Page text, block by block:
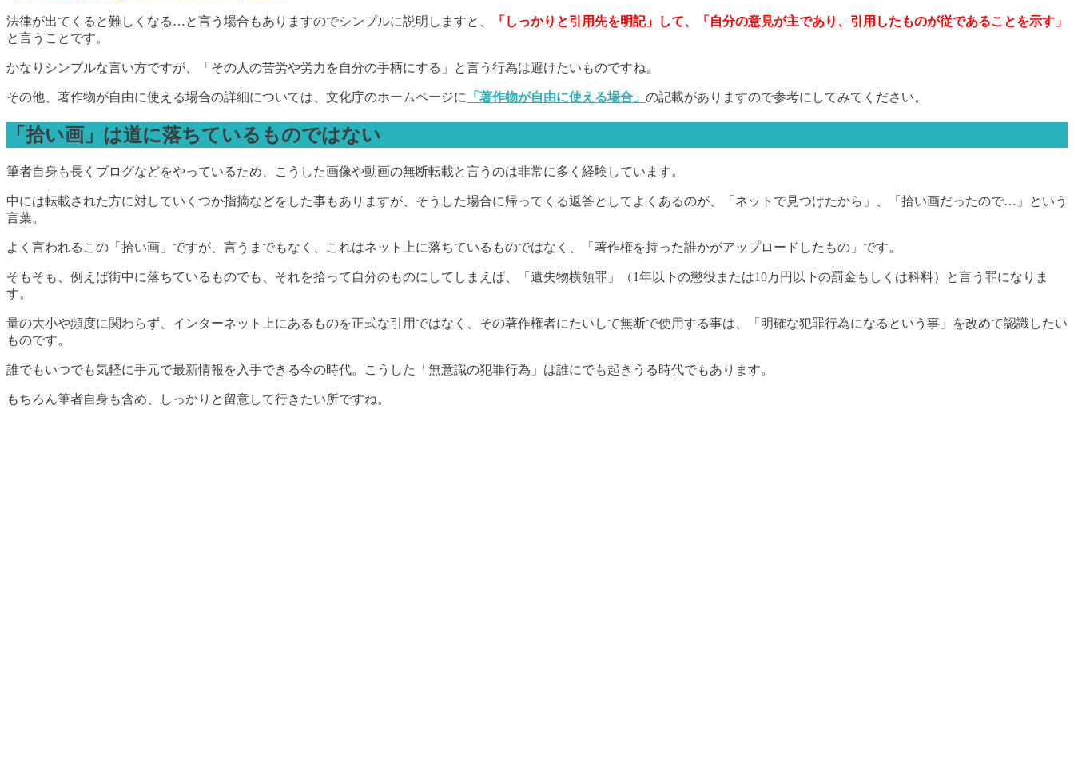
法律が出てくると難しくなる…と言う場合もありますのでシンプルに説明しますと、
「しっかりと引用先を明記」して、「自分の意見が主であり、引用したものが従であることを示す」
と言うことです。
かなりシンプルな言い方ですが、「その人の苦労や労力を自分の手柄にする」と言う行為は避けたいものですね。
その他、著作物が自由に使える場合の詳細については、文化庁のホームページに 「著作物が自由に使える場合」 の記載がありますので参考にしてみてください。
「拾い画」は道に落ちているものではない
筆者自身も長くブログなどをやっているため、こうした画像や動画の無断転載と言うのは非常に多く経験しています。
中には転載された方に対していくつか指摘などをした事もありますが、そうした場合に帰ってくる返答としてよくあるのが、「ネットで見つけたから」、「拾い画だったので…」という
言葉。
よく言われるこの「拾い画」ですが、言うまでもなく、これはネット上に落ちているものではなく、「著作権を持った誰かがアップロードしたもの」です。
そもそも、例えば街中に落ちているものでも、それを拾って自分のものにしてしまえば、「遺失物横領罪」（1年以下の懲役または10万円以下の罰金もしくは科料）と言う罪になりま
す。
量の大小や頻度に関わらず、インターネット上にあるものを正式な引用ではなく、その著作権者にたいして無断で使用する事は、「明確な犯罪行為になるという事」を改めて認識したい
ものです。
誰でもいつでも気軽に手元で最新情報を入手できる今の時代。こうした「無意識の犯罪行為」は誰にでも起きうる時代でもあります。
もちろん筆者自身も含め、しっかりと留意して行きたい所ですね。